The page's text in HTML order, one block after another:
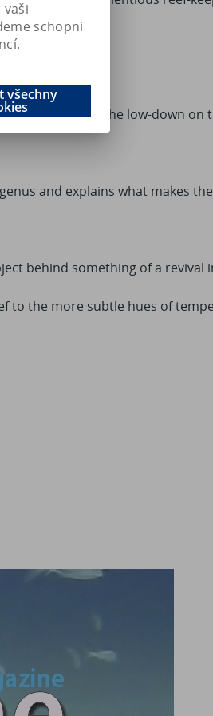
and in captivity.
and gives us the low-down on
and explains what makes
behind something of a revival
to the more subtle hues of
schopni
všechny